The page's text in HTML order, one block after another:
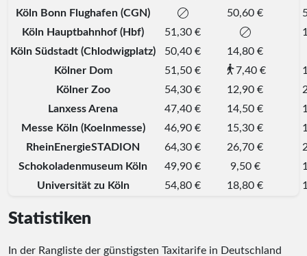
Köln Bonn Flughafen (CGN) 50,60 €
Köln Hauptbahnhof (Hbf)
51,30 €
Köln Südstadt (Chlodwigplatz)
50,40 €
14,80 €
Kölner Dom
51,50 € 7,40 €
Kölner Zoo
54,30 € 12,90 €
Lanxess Arena
47,40 € 14,50 €
Messe Köln (Koelnmesse)
46,90 € 15,30 €
RheinEnergieSTADION
64,30 € 26,70 €
Schokoladenmuseum Köln
49,90 € 9,50 €
Universität zu Köln
54,80 € 18,80 €
Statistiken
In der Rangliste der günstigsten Taxitarife in Deutschland